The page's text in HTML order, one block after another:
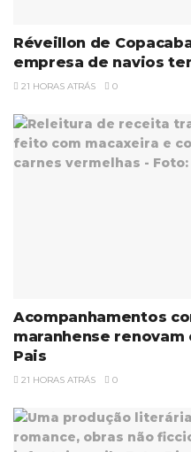
Réveillon de
empresa de navios
21 HORAS ATRÁS 0
Acompanhamentos
maranhense renovam
Pais
21 HORAS ATRÁS 0